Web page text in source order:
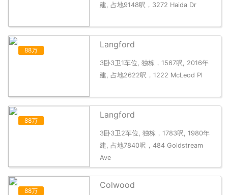
建, 占地9148呎，3272 Haida Dr
88万
Langford
3卧3卫1车位, 独栋，1567呎, 2016年
建, 占地2622呎，1222 McLeod Pl
88万
Langford
3卧3卫2车位, 独栋，1783呎, 1980年
建, 占地7840呎，484 Goldstream
Ave
88万
Colwood